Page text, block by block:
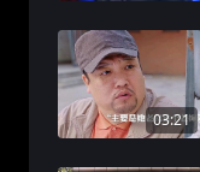
03:21